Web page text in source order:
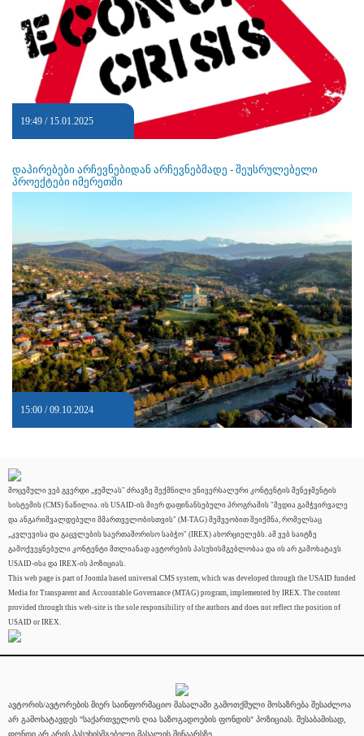
19:49 / 15.01.2025
დაპირებები არჩევნებიდან არჩევნებმადე - შეუსრულებელი
პროექტები იმერეთში
15:00 / 09.10.2024
მოცემული ვებ გვერდი „ჯუმლას" ძრავზე შექმნილი უნივერსალური კონტენტის მენეჯმენტის
სისტემის (CMS) ნაწილია. ის USAID-ის მიერ დაფინანსებული პროგრამის "მედია გამჭვირვალე
და ანგარიშვალდებული მმართველობისთვის" (M-TAG) მეშვეობით შეიქმნა, რომელსაც
„კვლევისა და გაცვლების საერთაშორისო საბჭო" (IREX) ახორციელებს. ამ ვებ საიტზე
გამოქვეყნებული კონტენტი მთლიანად ავტორების პასუხისმგებლობაა და ის არ გამოხატავს
USAID-ისა და IREX-ის პოზიციას.
This web page is part of Joomla based universal CMS system, which was developed through the USAID funded
Media for Transparent and Accountable Governance (MTAG) program, implemented by IREX. The content
provided through this web-site is the sole responsibility of the authors and does not reflect the position of
USAID or IREX.
ავტორის/ავტორების მიერ საინფორმაციო მასალაში გამოთქმული მოსაზრება შესაძლოა
არ გამოხატავდეს "საქართველოს ღია საზოგადოების ფონდის" პოზიციას. შესაბამისად,
ფონდი არ არის პასუხისმგებელი მასალის შინაარსზე.